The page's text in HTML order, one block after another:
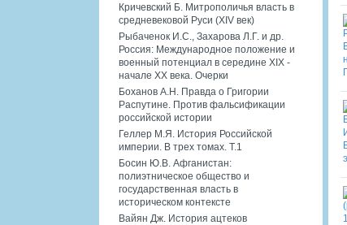
Кричевский Б. Митрополичья власть в
средневековой Руси (XIV век)
Рыбаченок И.С., Захарова Л.Г. и др.
Россия: Международное положение и
военный потенциал в середине XIX -
начале XX века. Очерки
Боханов А.Н. Правда о Григории
Распутине. Против фальсификации
российской истории
Геллер М.Я. История Российской
империи. В трех томах. Т.1
Босин Ю.В. Афганистан:
полиэтническое общество и
государственная власть в
историческом контексте
Вайян Дж. История ацтеков